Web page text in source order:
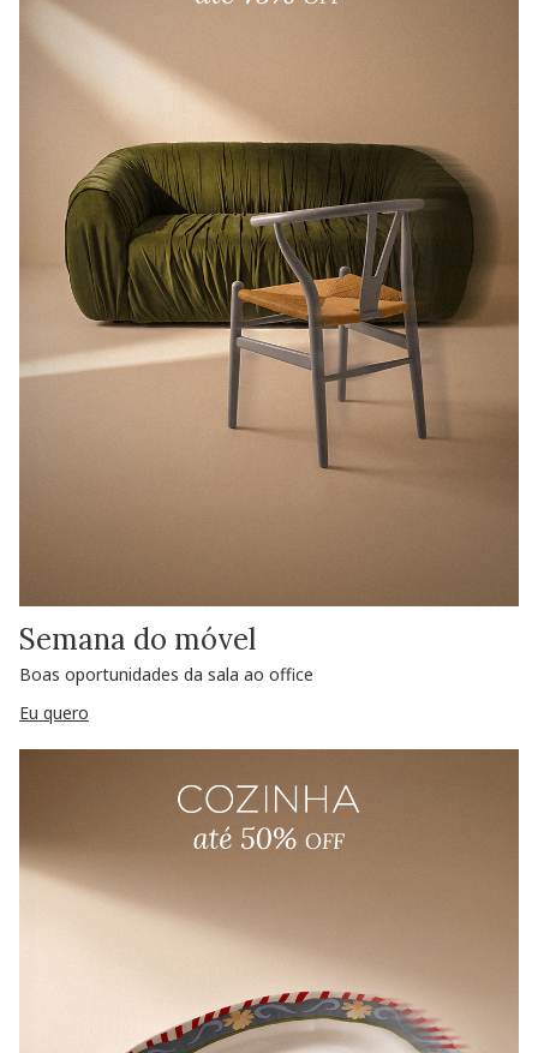
Semana do móvel
Boas oportunidades da sala ao office
Eu quero